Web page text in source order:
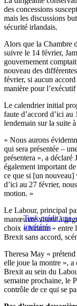
des concessions
mais les discussions
sécurité irlandais.
Alors que la Chambre
suivre le 14 février,
gouvernement
nouveau des
février, si aucun
manière pour
Le calendrier initial
faute d’accord d’ici
lendemain sur la suite
« Nous aurons
qui sera présentée –
présentera », a déclaré
également important
ce que si [un nouveau]
d’ici au 27 février,
motion. »
Tusk prédit une
invétérés
Le Labour, principal
manœuvre visant à
choix « binaire » entre
Brexit sans accord,
Theresa May « prétend
elle joue la montre », a
Brexit au sein du
semaine prochaine, le
contrôle de ce qui se